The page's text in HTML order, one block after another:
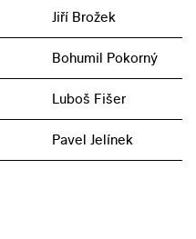
Jiří Brožek
Bohumil Pokorný
Luboš Fišer
Pavel Jelínek